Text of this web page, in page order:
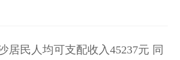
居民人均可支配收入45237元 同